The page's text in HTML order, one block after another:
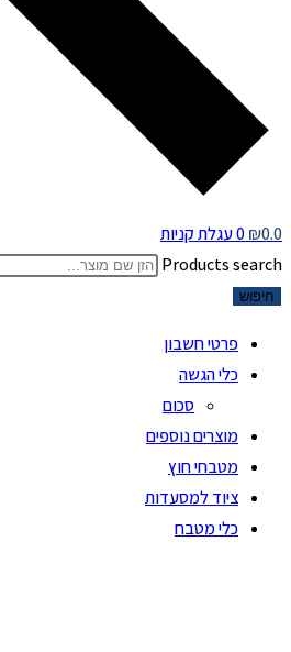
₪0.0
0עגלת קניות
Products search
חיפוש
פרטי חשבון
כלי הגשה
סכום
מוצרים נוספים
מטבחי חוץ
ציוד למסעדות
כלי מטבח